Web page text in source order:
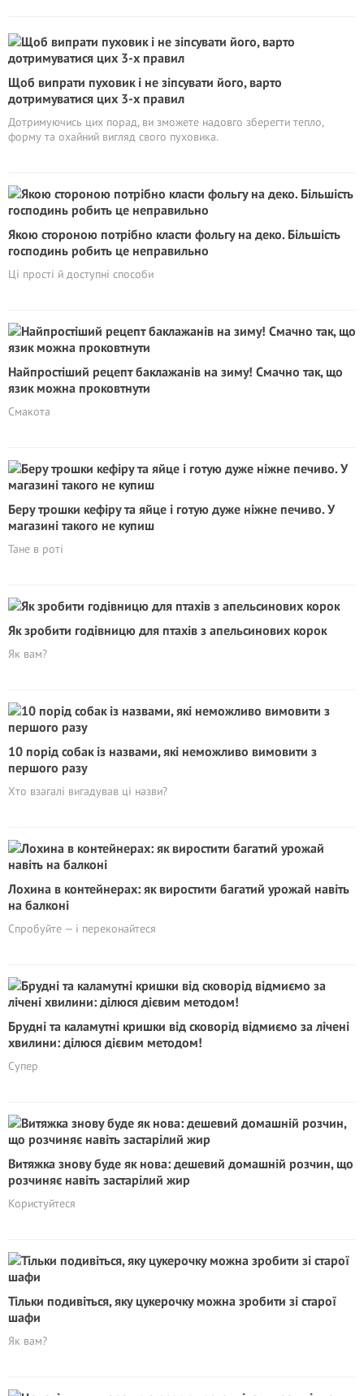
Щоб випрати пуховик і не зіпсувати його, варто
дотримуватися цих 3-х правил
Дотримуючись цих порад, ви зможете надовго зберегти тепло,
форму та охайний вигляд свого пуховика.
Якою стороною потрібно класти фольгу на деко. Більшість
господинь робить це неправильно
Ці прості й доступні способи
Найпростіший рецепт баклажанів на зиму! Смачно так, що
язик можна проковтнути
Смакота
Беру трошки кефіру та яйце і готую дуже ніжне печиво. У
магазині такого не купиш
Тане в роті
Як зробити годівницю для птахів з апельсинових корок
Як вам?
10 порід собак із назвами, які неможливо вимовити з
першого разу
Хто взагалі вигадував ці назви?
Лохина в контейнерах: як виростити багатий урожай навіть
на балконі
Спробуйте — і переконайтеся
Брудні та каламутні кришки від сковорід відмиємо за лічені
хвилини: ділюся дієвим методом!
Супер
Витяжка знову буде як нова: дешевий домашній розчин, що
розчиняє навіть застарілий жир
Користуйтеся
Тільки подивіться, яку цукерочку можна зробити зі старої
шафи
Як вам?